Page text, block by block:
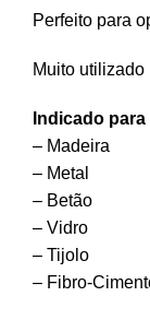
Perfeito para
Muito utilizado
Indicado
– Madeira
– Metal
– Betão
– Vidro
– Tijolo
– Fibro-